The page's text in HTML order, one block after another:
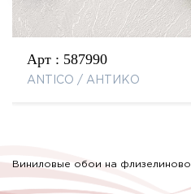
Арт : 587990
ANTICO / АНТИКО
Виниловые обои на